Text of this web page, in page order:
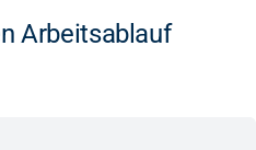
Arbeitsablauf